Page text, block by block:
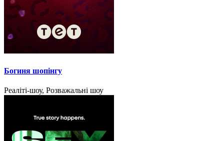
Богиня шопінгу
Реаліті-шоу, Розважальні шоу